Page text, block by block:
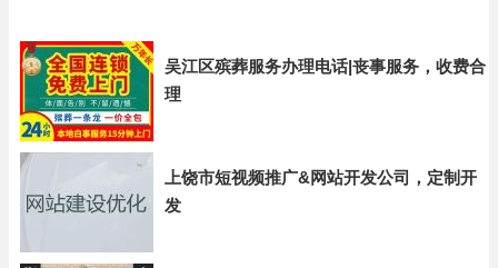
吴江区殡葬服务办理电话|丧事服务，收费合
理
上饶市短视频推广&网站开发公司，定制开
发